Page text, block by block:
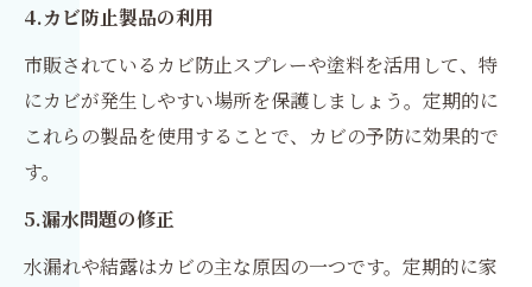
4.カビ防止製品の利用
市販されているカビ防止スプレーや塗料を活用して、特
にカビが発生しやすい場所を保護しましょう。定期的に
これらの製品を使用することで、カビの予防に効果的で
す。
5.漏水問題の修正
水漏れや結露はカビの主な原因の一つです。定期的に家